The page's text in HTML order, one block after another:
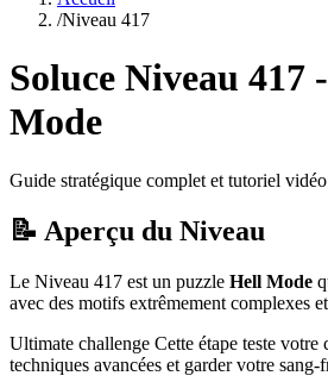
/Niveau 417
Soluce Niveau 417
Mode
Guide stratégique complet et tutoriel
📝 Aperçu du Niveau
Le Niveau 417 est un puzzle Hell Mode
avec des motifs extrêmement complexes
Ultimate challenge Cette étape teste votre
techniques avancées et garder votre sang-